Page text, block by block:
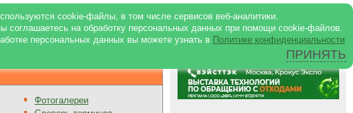
cookie-файлы, в том числе сервисов веб-аналитики.
соглашаетесь на обработку персональных данных при помощи cookie-файлов.
персональных данных вы можете узнать в Политике конфиденциальности
ПРИНЯТЬ
на портале|Реклама в журнале |
Фотогалереи